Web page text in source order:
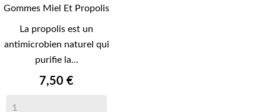
Gommes Miel Et Propolis
La propolis est un
antimicrobien naturel qui
purifie la...
7,50 €